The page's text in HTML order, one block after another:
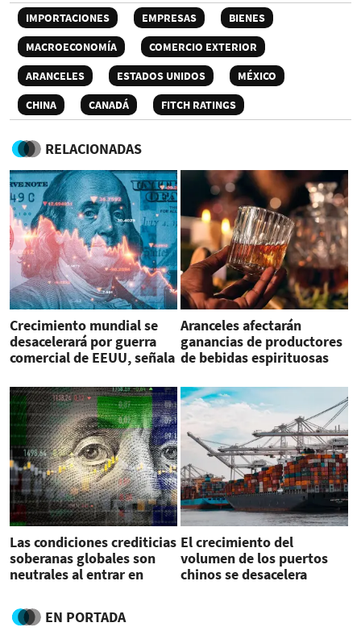
IMPORTACIONES EMPRESAS
BIENES
MACROECONOMÍA
COMERCIO EXTERIOR
ARANCELES
ESTADOS UNIDOS
MÉXICO
CHINA
CANADÁ FITCH RATINGS
RELACIONADAS
Crecimiento mundial se
desacelerará por guerra
comercial de EEUU, señala
Aranceles afectarán
ganancias de productores
de bebidas espirituosas
Las condiciones crediticias
soberanas globales son
neutrales al entrar en
El crecimiento del
volumen de los puertos
chinos se desacelera
EN PORTADA